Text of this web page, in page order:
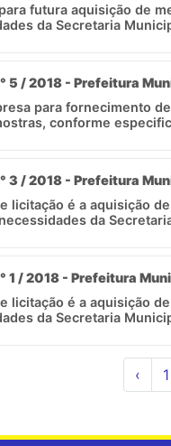
futura aquisição de
da Secretaria
5 / 2018 - Prefeitura
para fornecimento
conforme
3 / 2018 - Prefeitura
licitação é a aquisição
da
1 / 2018 - Prefeitura
licitação é a aquisição
da Secretaria
‹ 1